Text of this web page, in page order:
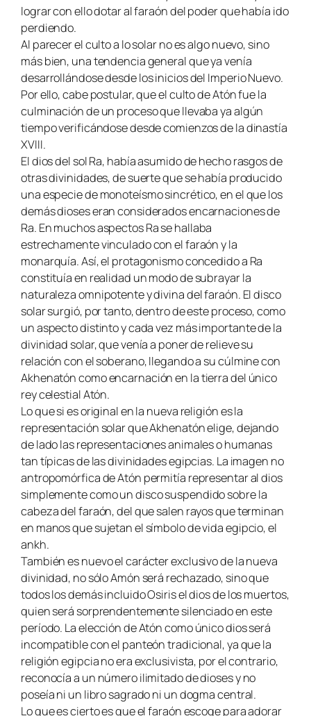
lograr con ello dotar al faraón del poder que había ido
perdiendo.
Al parecer el culto a lo solar no es algo nuevo, sino
más bien, una tendencia general que ya venía
desarrollándose desde los inicios del Imperio Nuevo.
Por ello, cabe postular, que el culto de Atón fue la
culminación de un proceso que llevaba ya algún
tiempo verificándose desde comienzos de la dinastía
XVIII.
El dios del sol Ra, había asumido de hecho rasgos de
otras divinidades, de suerte que se había producido
una especie de monoteísmo sincrético, en el que los
demás dioses eran considerados encarnaciones de
Ra. En muchos aspectos Ra se hallaba
estrechamente vinculado con el faraón y la
monarquía. Así, el protagonismo concedido a Ra
constituía en realidad un modo de subrayar la
naturaleza omnipotente y divina del faraón. El disco
solar surgió, por tanto, dentro de este proceso, como
un aspecto distinto y cada vez más importante de la
divinidad solar, que venía a poner de relieve su
relación con el soberano, llegando a su cúlmine con
Akhenatón como encarnación en la tierra del único
rey celestial Atón.
Lo que si es original en la nueva religión es la
representación solar que Akhenatón elige, dejando
de lado las representaciones animales o humanas
tan típicas de las divinidades egipcias. La imagen no
antropomórfica de Atón permitía representar al dios
simplemente como un disco suspendido sobre la
cabeza del faraón, del que salen rayos que terminan
en manos que sujetan el símbolo de vida egipcio, el
ankh.
También es nuevo el carácter exclusivo de la nueva
divinidad, no sólo Amón será rechazado, sino que
todos los demás incluido Osiris el dios de los muertos,
quien será sorprendentemente silenciado en este
período. La elección de Atón como único dios será
incompatible con el panteón tradicional, ya que la
religión egipcia no era exclusivista, por el contrario,
reconocía a un número ilimitado de dioses y no
poseía ni un libro sagrado ni un dogma central.
Lo que es cierto es que el faraón escoge para adorar